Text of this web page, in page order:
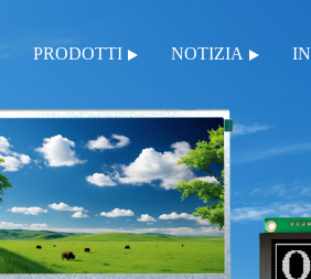
PRODOTTI NOTIZIA